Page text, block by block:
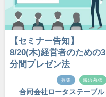
【セミナー告知】
8/20(木)経営者のための3
分間プレゼン法
募集 海浜幕張
合同会社ロータステーブル